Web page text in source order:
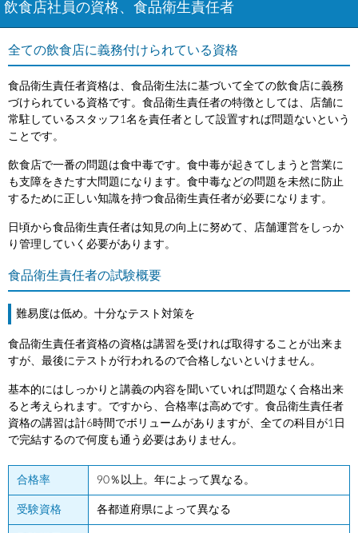
飲食店社員の資格、食品衛生責任者
全ての飲食店に義務付けられている資格
食品衛生責任者資格は、食品衛生法に基づいて全ての飲食店に義務
づけられている資格です。食品衛生責任者の特徴としては、店舗に
常駐しているスタッフ1名を責任者として設置すれば問題ないという
ことです。
飲食店で一番の問題は食中毒です。食中毒が起きてしまうと営業に
も支障をきたす大問題になります。食中毒などの問題を未然に防止
するために正しい知識を持つ食品衛生責任者が必要になります。
日頃から食品衛生責任者は知見の向上に努めて、店舗運営をしっか
り管理していく必要があります。
食品衛生責任者の試験概要
難易度は低め。十分なテスト対策を
食品衛生責任者資格の資格は講習を受ければ取得することが出来ま
すが、最後にテストが行われるので合格しないといけません。
基本的にはしっかりと講義の内容を聞いていれば問題なく合格出来
ると考えられます。ですから、合格率は高めです。食品衛生責任者
資格の講習は計6時間でボリュームがありますが、全ての科目が1日
で完結するので何度も通う必要はありません。
合格率 90％以上。年によって異なる。
受験資格 各都道府県によって異なる